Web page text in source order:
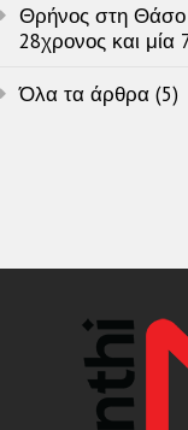
Θρήνος στη Θάσο
28χρονος και μία
Όλα τα άρθρα (5)